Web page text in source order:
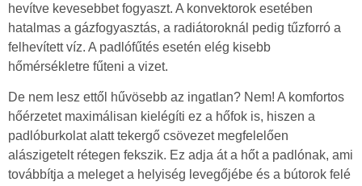
hevítve kevesebbet fogyaszt. A konvektorok esetében
hatalmas a gázfogyasztás, a radiátoroknál pedig tűzforró a
felhevített víz. A padlófűtés esetén elég kisebb
hőmérsékletre fűteni a vizet.
De nem lesz ettől hűvösebb az ingatlan? Nem! A komfortos
hőérzetet maximálisan kielégíti ez a hőfok is, hiszen a
padlóburkolat alatt tekergő csövezet megfelelően
alászigetelt rétegen fekszik. Ez adja át a hőt a padlónak, ami
továbbítja a meleget a helyiség levegőjébe és a bútorok felé